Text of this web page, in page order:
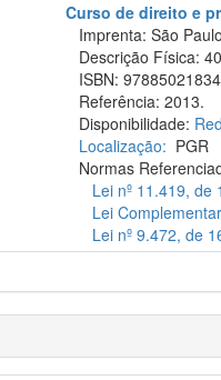
Curso de direito e
Imprenta: São
Descrição Física:
ISBN:
Referência: 2013.
Disponibilidade:
Localização: PGR
Normas
Lei nº 11.419, de
Lei
Lei nº 9.472, de